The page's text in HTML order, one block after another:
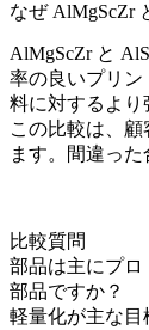
なぜ AlMgScZr
AlMgScZr と
率の良いプリ
料に対するより
この比較は、
ます。間違っ
比較質問
部品は主にプロ
部品ですか？
軽量化が主な目